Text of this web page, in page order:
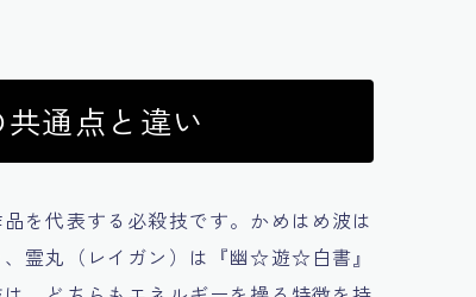
通点と違い
を代表する必殺技です。かめはめ波は
霊丸（レイガン）は『幽☆遊☆白書』